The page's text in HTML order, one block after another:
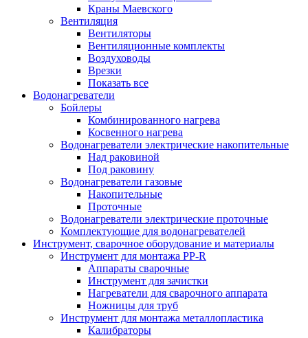
Краны Маевского
Вентиляция
Вентиляторы
Вентиляционные комплекты
Воздуховоды
Врезки
Показать все
Водонагреватели
Бойлеры
Комбинированного нагрева
Косвенного нагрева
Водонагреватели электрические накопительные
Над раковиной
Под раковину
Водонагреватели газовые
Накопительные
Проточные
Водонагреватели электрические проточные
Комплектующие для водонагревателей
Инструмент, сварочное оборудование и материалы
Инструмент для монтажа PP-R
Аппараты сварочные
Инструмент для зачистки
Нагреватели для сварочного аппарата
Ножницы для труб
Инструмент для монтажа металлопластика
Калибраторы